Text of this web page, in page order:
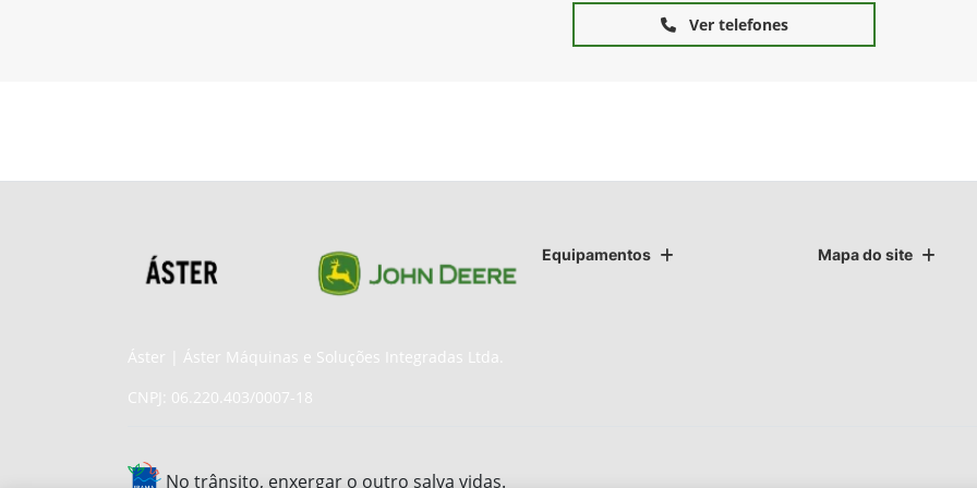
Ver telefones
Equipamentos Mapa do site
Áster | Áster Máquinas e Soluções Integradas Ltda.
CNPJ: 06.220.403/0007-18
No trânsito, enxergar o outro salva vidas.